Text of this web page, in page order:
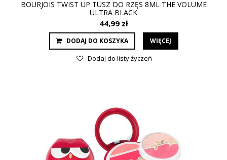
BOURJOIS TWIST UP TUSZ DO RZĘS 8ML THE VOLUME
ULTRA BLACK
44,99 zł
DODAJ DO KOSZYKA WIĘCEJ
Dodaj do listy życzeń